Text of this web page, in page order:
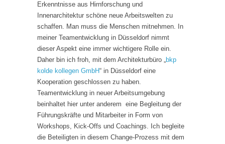
Erkenntnisse aus Hirnforschung und
Innenarchitektur schöne neue Arbeitswelten zu
schaffen. Man muss die Menschen mitnehmen. In
meiner Teamentwicklung in Düsseldorf nimmt
dieser Aspekt eine immer wichtigere Rolle ein.
Daher bin ich froh, mit dem Architekturbüro „bkp
kolde kollegen GmbH“ in Düsseldorf eine
Kooperation geschlossen zu haben.
Teamentwicklung in neuer Arbeitsumgebung
beinhaltet hier unter anderem eine Begleitung der
Führungskräfte und Mitarbeiter in Form von
Workshops, Kick-Offs und Coachings. Ich begleite
die Beteiligten in diesem Change-Prozess mit dem